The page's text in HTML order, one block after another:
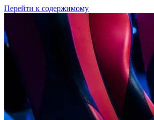
Перейти к содержимому